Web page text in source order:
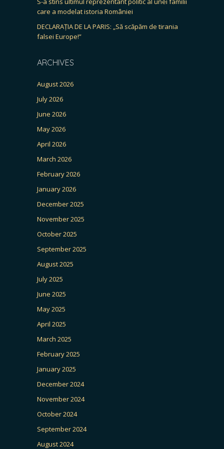
care a modelat istoria României
DECLARAȚIA DE LA PARIS: „Să scăpăm de tirania
falsei Europe!”
ARCHIVES
August 2026
July 2026
June 2026
May 2026
April 2026
March 2026
February 2026
January 2026
December 2025
November 2025
October 2025
September 2025
August 2025
July 2025
June 2025
May 2025
April 2025
March 2025
February 2025
January 2025
December 2024
November 2024
October 2024
September 2024
August 2024